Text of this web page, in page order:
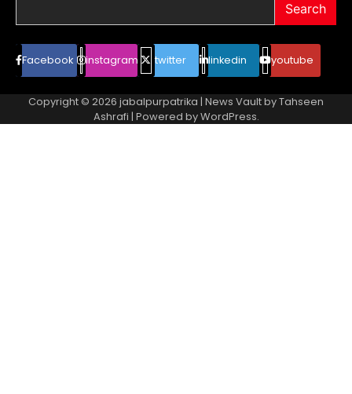
Search
Facebook instagram twitter linkedin youtube
Copyright © 2026 jabalpurpatrika | News Vault byTahseen
Ashrafi | Powered byWordPress.